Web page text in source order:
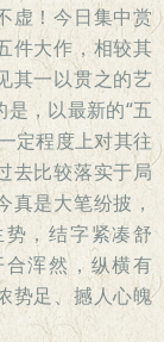
虚！今日集中赏
件大作，相较其
其一以贯之的艺
，以最新的“五
定程度上对其往
去比较落实于局
真是大笔纷披，
，结字紧凑舒
浑然，纵横有
势足、撼人心魄